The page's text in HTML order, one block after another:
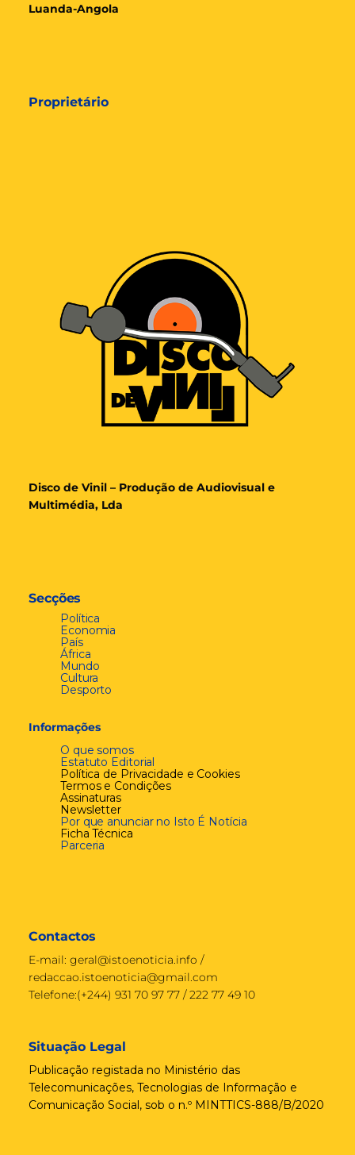
Luanda-Angola
Proprietário
Disco de Vinil – Produção de Audiovisual e
Multimédia, Lda
Secções
Política
Economia
País
África
Mundo
Cultura
Desporto
Informações
O que somos
Estatuto Editorial
Política de Privacidade e Cookies
Termos e Condições
Assinaturas
Newsletter
Por que anunciar no Isto É Notícia
Ficha Técnica
Parceria
Contactos
E-mail: geral@istoenoticia.info /
redaccao.istoenoticia@gmail.com
Telefone:(+244) 931 70 97 77 / 222 77 49 10
Situação Legal
Publicação registada no Ministério das
Telecomunicações, Tecnologias de Informação e
Comunicação Social, sob o n.º MINTTICS-888/B/2020